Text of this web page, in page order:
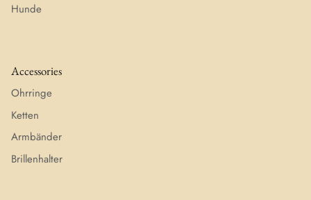
Hunde
Accessories
Ohrringe
Ketten
Armbänder
Brillenhalter